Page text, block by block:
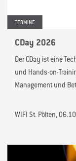
TERMINE
CDay 2026
Der CDay ist eine
und Hands-on-
Management und
WIFI St. Pölten,